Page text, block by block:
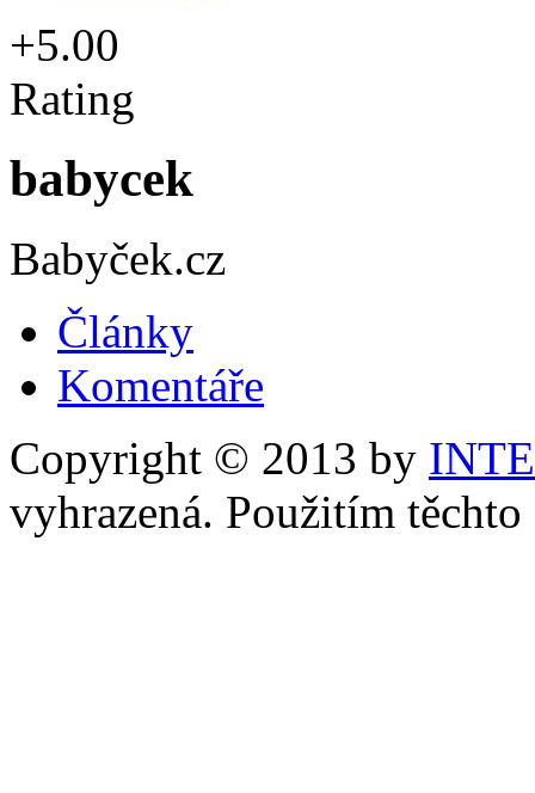
+5.00
Rating
babycek
Babyček.cz
Články
Komentáře
Copyright © 2013 by
vyhrazená. Použitím